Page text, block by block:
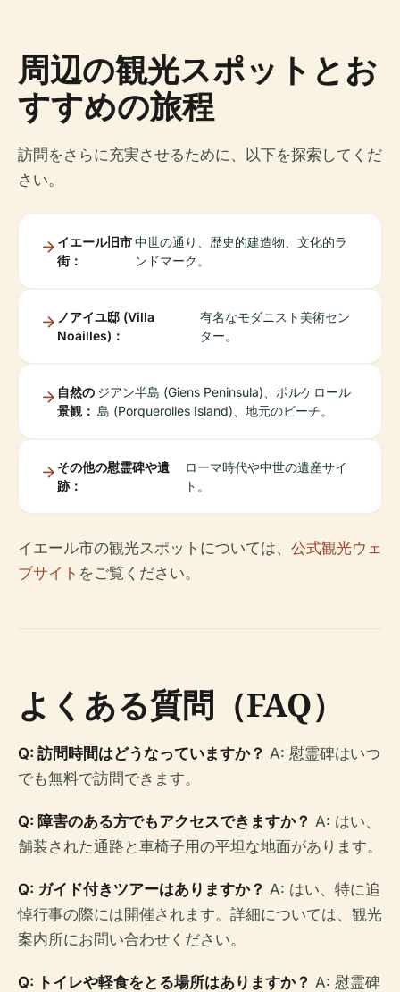
周辺の観光スポットとお
すすめの旅程
訪問をさらに充実させるために、以下を探索してくだ
さい。
イエール旧市
街：
中世の通り、歴史的建造物、文化的ラ
ンドマーク。
ノアイユ邸 (Villa
Noailles)：
有名なモダニスト美術セン
ター。
自然の
景観：
ジアン半島 (Giens Peninsula)、ポルケロール
島 (Porquerolles Island)、地元のビーチ。
その他の慰霊碑や遺
跡：
ローマ時代や中世の遺産サイ
ト。
イエール市の観光スポットについては、 公式観光ウェ
ブサイト をご覧ください。
よくある質問（FAQ）
Q: 訪問時間はどうなっていますか？ A: 慰霊碑はいつ
でも無料で訪問できます。
Q: 障害のある方でもアクセスできますか？ A: はい、
舗装された通路と車椅子用の平坦な地面があります。
Q: ガイド付きツアーはありますか？ A: はい、特に追
悼行事の際には開催されます。詳細については、観光
案内所にお問い合わせください。
Q: トイレや軽食をとる場所はありますか？ A: 慰霊碑